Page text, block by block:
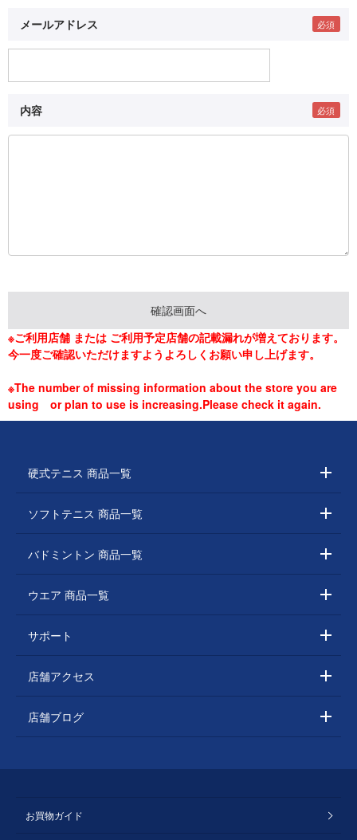
メールアドレス
内容
※ご利用店舗 または ご利用予定店舗の記載漏れが増えております。
今一度ご確認いただけますようよろしくお願い申し上げます。
※The number of missing information about the store you are
using or plan to use is increasing.Please check it again.
硬式テニス 商品一覧
ソフトテニス 商品一覧
バドミントン 商品一覧
ウエア 商品一覧
サポート
店舗アクセス
店舗ブログ
お買物ガイド